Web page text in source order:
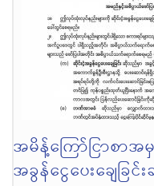
အမိန့်ကြော်ငြာစာအ
အခွန်ငွေပေးချေခြ